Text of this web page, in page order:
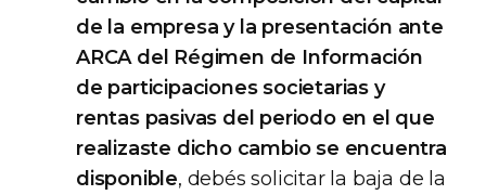
de la empresa y la presentación ante
ARCA del Régimen de Información
de participaciones societarias y
rentas pasivas del periodo en el que
realizaste dicho cambio se encuentra
disponible, debés solicitar la baja de la